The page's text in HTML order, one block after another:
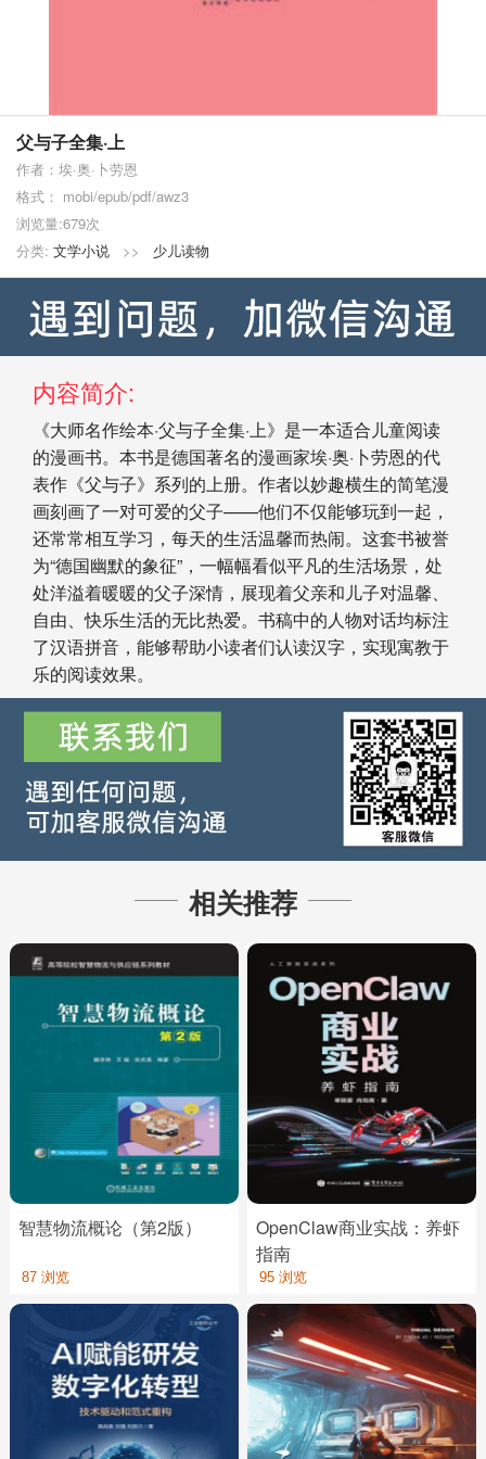
父与子全集·上
作者：埃·奥·卜劳恩
格式： mobi/epub/pdf/awz3
浏览量:679次
分类: 文学小说 >> 少儿读物
内容简介:
《大师名作绘本·父与子全集·上》是一本适合儿童阅读
的漫画书。本书是德国著名的漫画家埃·奥·卜劳恩的代
表作《父与子》系列的上册。作者以妙趣横生的简笔漫
画刻画了一对可爱的父子——他们不仅能够玩到一起，
还常常相互学习，每天的生活温馨而热闹。这套书被誉
为“德国幽默的象征”，一幅幅看似平凡的生活场景，处
处洋溢着暖暖的父子深情，展现着父亲和儿子对温馨、
自由、快乐生活的无比热爱。书稿中的人物对话均标注
了汉语拼音，能够帮助小读者们认读汉字，实现寓教于
乐的阅读效果。
相关推荐
智慧物流概论（第2版）
87 浏览
OpenClaw商业实战：养虾
指南
95 浏览